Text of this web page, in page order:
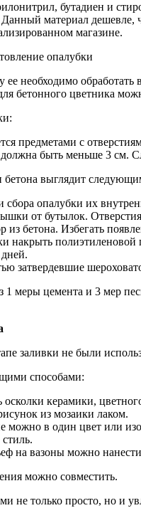
бутадиен и
материал дешевле,
магазине.
опалубки
ее необходимо
бетонного цветника
предметами с
быть меньше 3 см.
бетона выглядит
опалубки их
от бутылок.
из бетона. Избегать
накрыть полиэтиленовой
затвердевшие
1 меры цемента и 3 мер
заливки не были
способами:
керамики,
из мозаики лаком.
можно в один цвет или
на вазоны можно
можно совместить.
не только просто, но и